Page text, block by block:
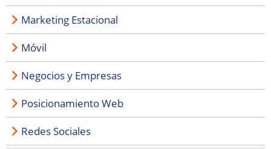
Marketing Estacional
Móvil
Negocios y Empresas
Posicionamiento Web
Redes Sociales